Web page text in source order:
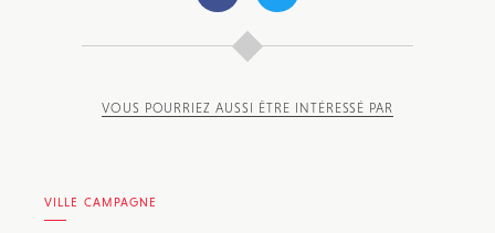
VOUS POURRIEZ AUSSI ÊTRE INTÉRESSÉ PAR
VILLE CAMPAGNE